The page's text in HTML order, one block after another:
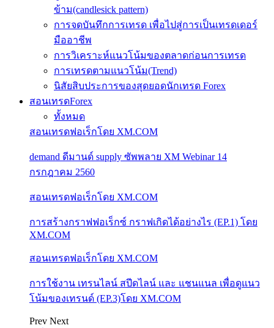
ข้าม(candlesick pattern)
การจดบันทึกการเทรด เพื่อไปสู่การเป็นเทรดเดอร์
มืออาชีพ
การวิเคราะห์แนวโน้มของตลาดก่อนการเทรด
การเทรดตามแนวโน้ม(Trend)
นิสัยสิบประการของสุดยอดนักเทรด Forex
สอนเทรดForex
ทั้งหมด
สอนเทรดฟอเร็กโดย XM.COM
demand ดีมานด์ supply ซัพพลาย XM Webinar 14
กรกฎาคม 2560
สอนเทรดฟอเร็กโดย XM.COM
การสร้างกราฟฟอเร็กซ์ กราฟเกิดได้อย่างไร (EP.1) โดย
XM.COM
สอนเทรดฟอเร็กโดย XM.COM
การใช้งาน เทรนไลน์ สปีดไลน์ และ แชนแนล เพื่อดูแนว
โน้มของเทรนด์ (EP.3)โดย XM.COM
Prev Next